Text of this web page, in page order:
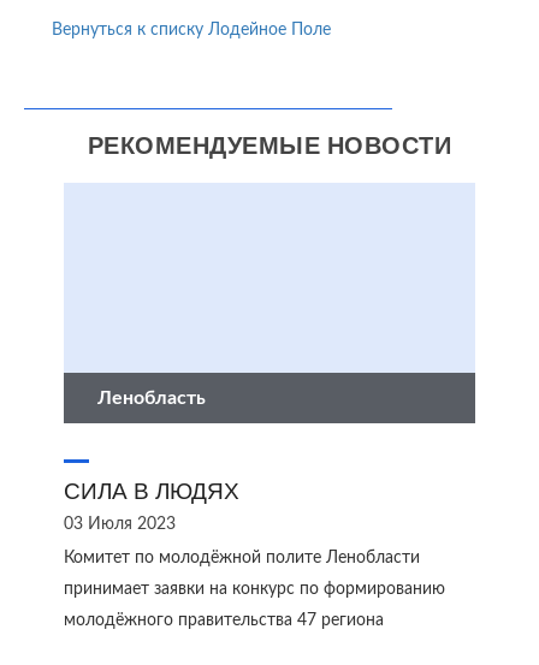
Вернуться к списку Лодейное Поле
РЕКОМЕНДУЕМЫЕ НОВОСТИ
Ленобласть
СИЛА В ЛЮДЯХ
03 Июля 2023
Комитет по молодёжной полите Ленобласти
принимает заявки на конкурс по формированию
молодёжного правительства 47 региона